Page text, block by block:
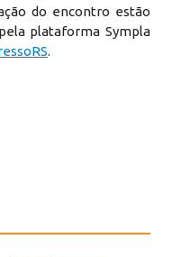
do encontro estão
plataforma Sympla
.